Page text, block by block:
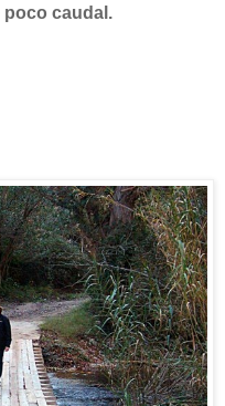
poco caudal.